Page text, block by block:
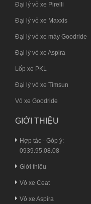
Đại lý vỏ xe Pirelli
Đại lý vỏ xe Maxxis
Đại lý vỏ xe máy Goodride
Đại lý vỏ xe Aspira
Lốp xe PKL
Đại lý vỏ xe Timsun
Vỏ xe Goodride
GIỚI THIỆU
Hợp tác - Góp ý:
0939.95.08.08
Giới thiệu
Vỏ xe Ceat
Vỏ xe Aspira